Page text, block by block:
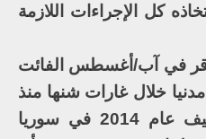
كل الإجراءات اللازمة
أقر في آب/أغسطس الفائت
عن مقتل 624 مدنيا خلال غارات شنها منذ
بدء عملياته العسكرية صيف عام 2014 في سوريا